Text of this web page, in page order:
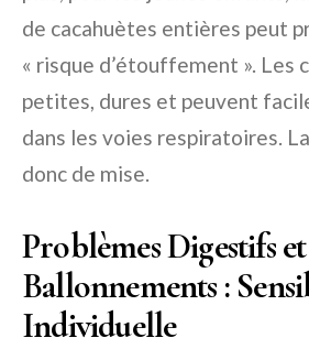
de cacahuètes entières peut
« risque d’étouffement ». Les
petites, dures et peuvent
dans les voies respiratoires.
donc de mise.
Problèmes Digestifs et
Ballonnements :
Individuelle